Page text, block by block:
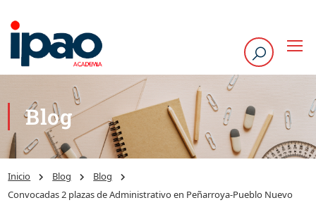
Blog
Inicio Blog
Blog
Convocadas 2 plazas de Administrativo en Peñarroya-Pueblo Nuevo